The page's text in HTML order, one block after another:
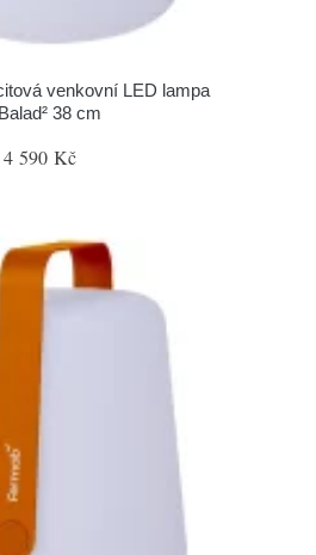
venkovní LED lampa
Balad² 38 cm
4 590 Kč